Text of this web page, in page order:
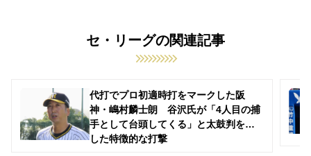
セ・リーグの関連記事
代打でプロ初適時打をマークした阪
神・嶋村麟士朗 谷沢氏が「4人目の捕
手として台頭してくる」と太鼓判を押
した特徴的な打撃